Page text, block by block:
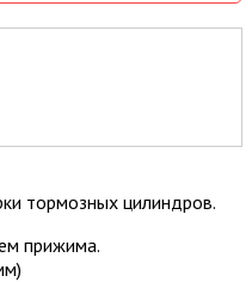
тормозных цилиндров.
прижима.